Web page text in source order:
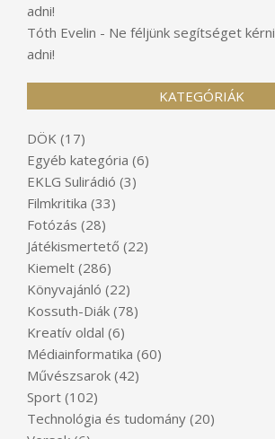
adni!
Tóth Evelin - Ne féljünk segítséget
adni!
KATEGÓRIÁK
DÖK (17)
Egyéb kategória (6)
EKLG Sulirádió (3)
Filmkritika (33)
Fotózás (28)
Játékismertető (22)
Kiemelt (286)
Könyvajánló (22)
Kossuth-Diák (78)
Kreatív oldal (6)
Médiainformatika (60)
Művészsarok (42)
Sport (102)
Technológia és tudomány (20)